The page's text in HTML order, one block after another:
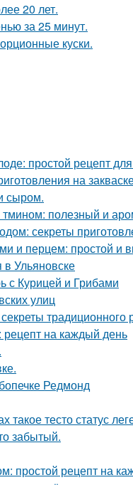
20 лет.
за 25 минут.
куски.
простой рецепт
на
сыром.
полезный и
секреты
и перцем: простой и
Ульяновске
с Курицей и Грибами
улиц
традиционного
на каждый день
Редмонд
тесто статус
забытый.
простой рецепт на